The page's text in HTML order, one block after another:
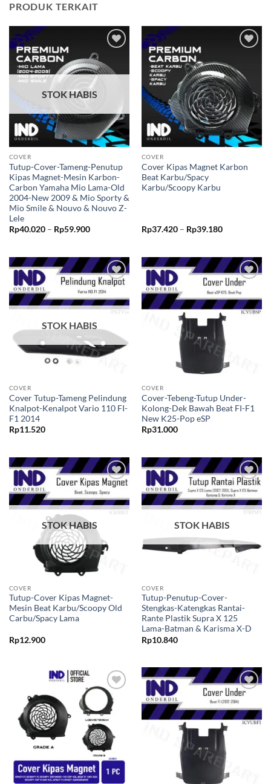
PRODUK TERKAIT
Tambahkan
ke Wishlist
STOK HABIS
COVER
Tutup-Cover-Tameng-Penutup
Kipas Magnet-Mesin Karbon-
Carbon Yamaha Mio Lama-Old
2004-New 2009 & Mio Sporty &
Mio Smile & Nouvo & Nouvo Z-
Lele
Rp40.020 – Rp59.900Rentang
Rp59.900
ke Wishlist
COVER
Cover Kipas Magnet Karbon
Beat Karbu/Spacy
Karbu/Scoopy Karbu
Rp37.420 – Rp39.180Rentang
Rp39.180
Tambahkan
ke Wishlist
STOK HABIS
COVER
Cover Tutup-Tameng Pelindung
Knalpot-Kenalpot Vario 110 FI-
F1 2014
Rp11.520
Tambahkan
ke Wishlist
COVER
Cover-Tebeng-Tutup Under-
Kolong-Dek Bawah Beat FI-F1
New K25-Pop eSP
Rp31.000
Tambahkan
ke Wishlist
STOK HABIS
COVER
Tutup-Cover Kipas Magnet-
Mesin Beat Karbu/Scoopy Old
Carbu/Spacy Lama
Rp12.900
Tambahkan
ke Wishlist
STOK HABIS
COVER
Tutup-Penutup-Cover-
Stengkas-Katengkas Rantai-
Rante Plastik Supra X 125
Lama-Batman & Karisma X-D
Rp10.840
Tambahkan
ke Wishlist
Tambahkan
ke Wishlist